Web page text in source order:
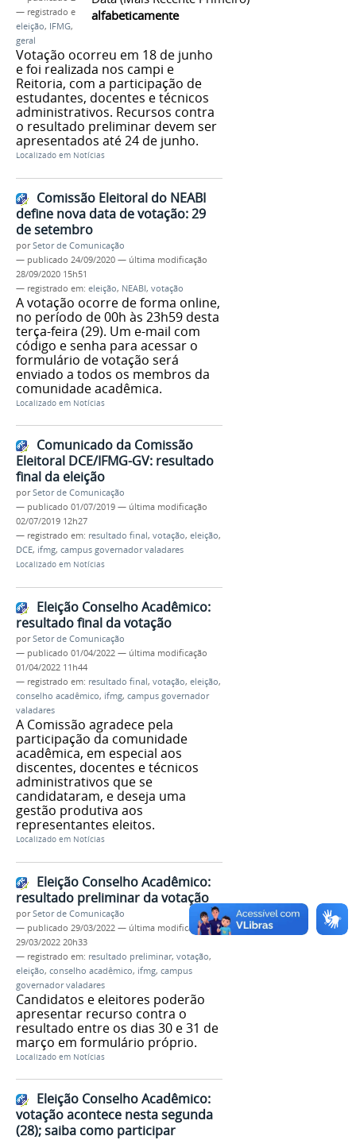
alfabeticamente
— registrado em:
resultado preliminar,votação
eleição, IFMG,
geral
Votação ocorreu em 18 de junho
e foi realizada nos campi e
Reitoria, com a participação de
estudantes, docentes e técnicos
administrativos. Recursos contra
o resultado preliminar devem ser
apresentados até 24 de junho.
Localizado em Notícias
Comissão Eleitoral do NEABI
define nova data de votação: 29
de setembro
porSetor de Comunicação
— publicado 24/09/2020 — última modificação
28/09/2020 15h51
— registrado em: eleição, NEABI, votação
A votação ocorre de forma online,
no período de 00h às 23h59 desta
terça-feira (29). Um e-mail com
código e senha para acessar o
formulário de votação será
enviado a todos os membros da
comunidade acadêmica.
Localizado em Notícias
Comunicado da Comissão
Eleitoral DCE/IFMG-GV: resultado
final da eleição
porSetor de Comunicação
— publicado 01/07/2019 — última modificação
02/07/2019 12h27
— registrado em: resultado final, votação, eleição,
DCE, ifmg, campus governador valadares
Localizado em Notícias
Eleição Conselho Acadêmico:
resultado final da votação
porSetor de Comunicação
— publicado 01/04/2022 — última modificação
01/04/2022 11h44
— registrado em: resultado final, votação, eleição,
conselho acadêmico, ifmg, campus governador
valadares
A Comissão agradece pela
participação da comunidade
acadêmica, em especial aos
discentes, docentes e técnicos
administrativos que se
candidataram, e deseja uma
gestão produtiva aos
representantes eleitos.
Localizado em Notícias
Eleição Conselho Acadêmico:
resultado preliminar da votação
porSetor de Comunicação
— publicado 29/03/2022 — última modificação
29/03/2022 20h33
— registrado em: resultado preliminar, votação,
eleição, conselho acadêmico, ifmg, campus
governador valadares
Candidatos e eleitores poderão
apresentar recurso contra o
resultado entre os dias 30 e 31 de
março em formulário próprio.
Localizado em Notícias
Eleição Conselho Acadêmico:
votação acontece nesta segunda
(28); saiba como participar